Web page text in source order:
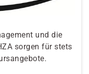
und die
sorgen für stets